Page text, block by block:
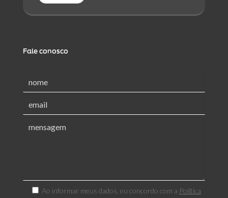
Fale conosco
Ao informar meus dados, eu concordo com a Política